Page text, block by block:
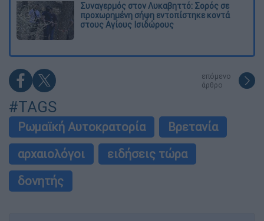
Συναγερμός στον Λυκαβηττό: Σορός σε
προχωρημένη σήψη εντοπίστηκε κοντά
στους Αγίους Ισιδώρους
επόμενο
άρθρο
#TAGS
Ρωμαϊκή Αυτοκρατορία
Βρετανία
αρχαιολόγοι
ειδήσεις τώρα
δονητής